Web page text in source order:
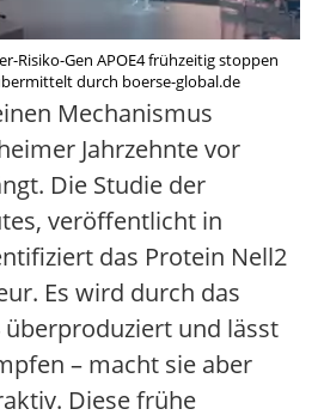
Risiko-Gen APOE4 frühzeitig stoppen
durch boerse-global.de
Mechanismus
Jahrzehnte vor
Die Studie der
veröffentlicht in
das Protein Nell2
Es wird durch das
überproduziert und lässt
– macht sie aber
Diese frühe